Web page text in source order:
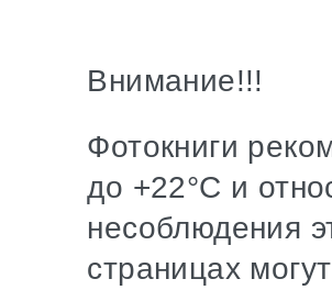
Внимание!!!
Фотокниги
до +22°С и
несоблюдения
страницах